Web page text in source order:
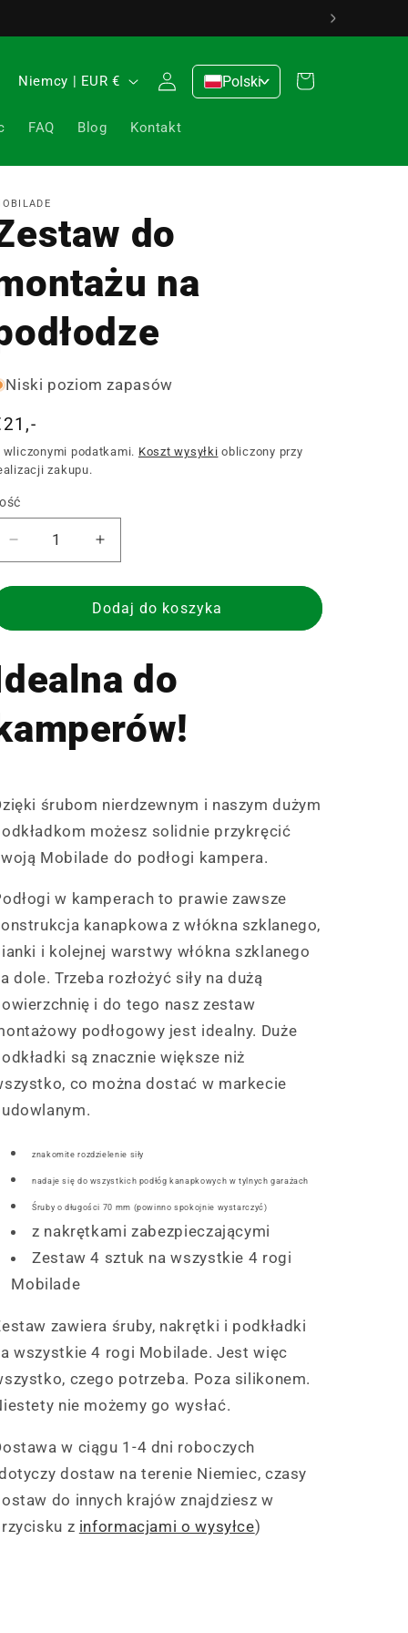
/ 5349 0176
FAQ Blog Kontakt
K
j
/
r
e
g
o
Niemcy | EUR €
Zaloguj
się
Polski> Koszyk
do
na
Niski poziom zapasów
wliczonymi podatkami. Koszt wysyłki obliczony przy
zakupu.
Zmniejsz
ilość
dla
do
na
podłodze
Zwiększ
ilość
dla
Zestaw
do
na
podłodze
Dodaj do koszyka
do
kamperów!
śrubom nierdzewnym i naszym dużym
możesz solidnie przykręcić
Mobilade do podłogi kampera.
w kamperach to prawie zawsze
kanapkowa z włókna szklanego,
i kolejnej warstwy włókna szklanego
dole. Trzeba rozłożyć siły na dużą
i do tego nasz zestaw
podłogowy jest idealny. Duże
są znacznie większe niż
co można dostać w markecie
znakomite rozdzielenie siły
nadaje się do wszystkich podłóg kanapkowych w tylnych garażach
Śruby o długości 70 mm (powinno spokojnie wystarczyć)
z nakrętkami zabezpieczającymi
Zestaw 4 sztuk na wszystkie 4 rogi
Mobilade
zawiera śruby, nakrętki i podkładki
wszystkie 4 rogi Mobilade. Jest więc
czego potrzeba. Poza silikonem.
nie możemy go wysłać.
w ciągu 1-4 dni roboczych
dostaw na terenie Niemiec, czasy
do innych krajów znajdziesz w
z informacjami o wysyłce)